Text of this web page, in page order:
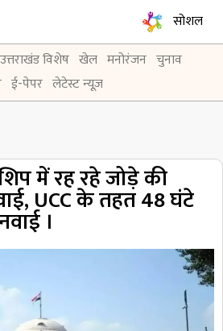
सोशल
उत्तराखंड विशेष खेल मनोरंजन चुनाव
ई-पेपर लेटेस्ट न्यूज़
में रह रहे जोड़े की
UCC के तहत 48 घंटे
।